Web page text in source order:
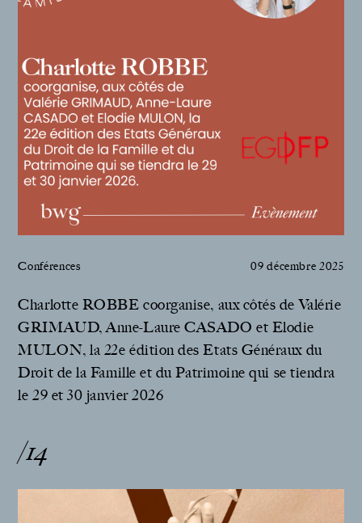
Conférences 09 décembre 2025
Charlotte ROBBE coorganise, aux côtés de Valérie
GRIMAUD, Anne-Laure CASADO et Elodie
MULON, la 22e édition des Etats Généraux du
Droit de la Famille et du Patrimoine qui se tiendra
le 29 et 30 janvier 2026
/14